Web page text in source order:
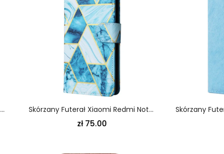
Etui Folio Xiaomi Redmi Note 13 5g Materiał Paska Skórzany Futerał Xiaomi Redmi Note 13 5g Etui Na Telefon Efekt Marmuru Z Paskiem
zł 75.00